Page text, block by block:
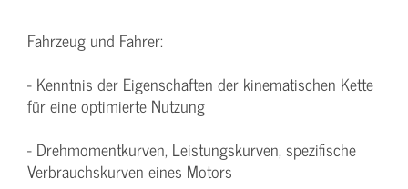
Fahrzeug und Fahrer:
- Kenntnis der Eigenschaften der kinematischen Kette
für eine optimierte Nutzung
- Drehmomentkurven, Leistungskurven, spezifische
Verbrauchskurven eines Motors